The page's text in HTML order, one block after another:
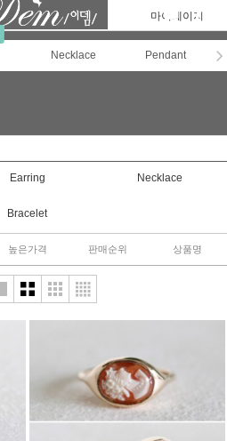
주문조회 마이페이지
Necklace Pendant
Earring Necklace
Bracelet
높은가격 판매순위 상품명